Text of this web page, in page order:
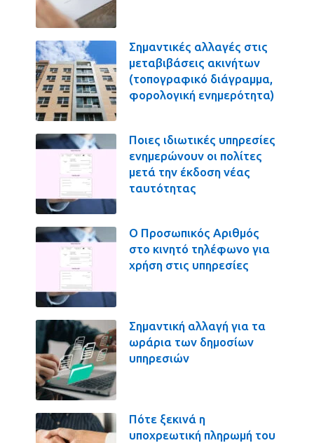
Σημαντικές αλλαγές στις
μεταβιβάσεις ακινήτων
(τοπογραφικό διάγραμμα,
φορολογική ενημερότητα)
Ποιες ιδιωτικές υπηρεσίες
ενημερώνουν οι πολίτες
μετά την έκδοση νέας
ταυτότητας
Ο Προσωπικός Αριθμός
στο κινητό τηλέφωνο για
χρήση στις υπηρεσίες
Σημαντική αλλαγή για τα
ωράρια των δημοσίων
υπηρεσιών
Πότε ξεκινά η
υποχρεωτική πληρωμή του